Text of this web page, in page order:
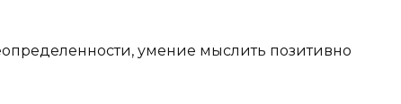
умение мыслить позитивно